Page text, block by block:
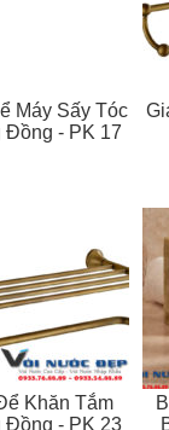
Máy Sấy Tóc
Đồng - PK 17
Khăn Tắm
Đồng - PK 23